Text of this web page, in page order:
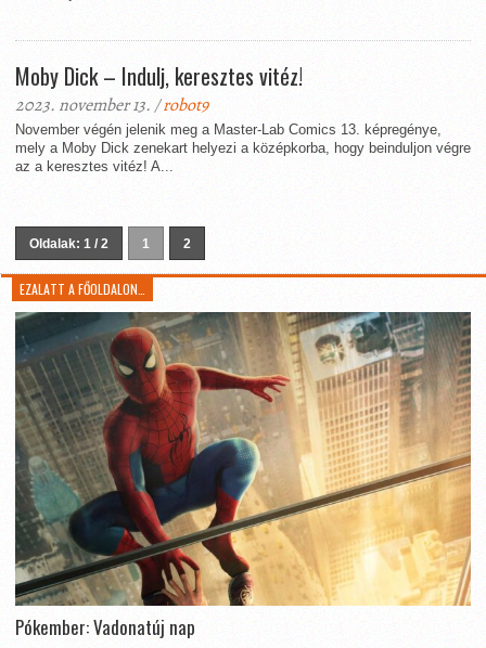
Moby Dick – Indulj, keresztes vitéz!
2023. november 13. /robot9
November végén jelenik meg a Master-Lab Comics 13. képregénye,
mely a Moby Dick zenekart helyezi a középkorba, hogy beinduljon végre
az a keresztes vitéz! A...
Oldalak: 1 / 2 1 2
EZALATT A FŐOLDALON…
Pókember: Vadonatúj nap